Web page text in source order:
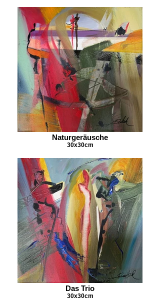
Naturgeräusche
30x30cm
Das Trio
30x30cm